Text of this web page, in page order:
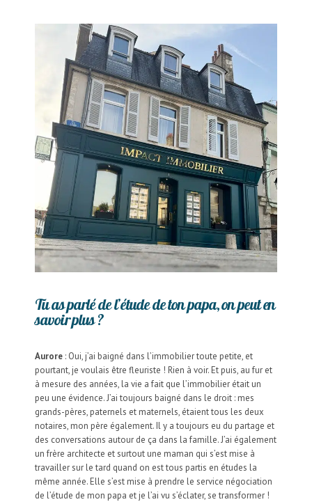
Tu as parlé de l’étude de ton papa, on peut en
savoir plus ?
Aurore : Oui, j’ai baigné dans l’immobilier toute petite, et
pourtant, je voulais être fleuriste ! Rien à voir. Et puis, au fur et
à mesure des années, la vie a fait que l’immobilier était un
peu une évidence. J’ai toujours baigné dans le droit : mes
grands-pères, paternels et maternels, étaient tous les deux
notaires, mon père également. Il y a toujours eu du partage et
des conversations autour de ça dans la famille. J’ai également
un frère architecte et surtout une maman qui s’est mise à
travailler sur le tard quand on est tous partis en études la
même année. Elle s’est mise à prendre le service négociation
de l’étude de mon papa et je l’ai vu s’éclater, se transformer !